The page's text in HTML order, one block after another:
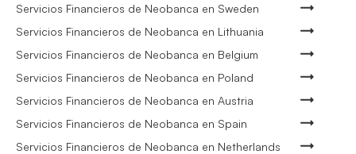
Servicios Financieros de Neobanca en Sweden
Servicios Financieros de Neobanca en Lithuania
Servicios Financieros de Neobanca en Belgium
Servicios Financieros de Neobanca en Poland
Servicios Financieros de Neobanca en Austria
Servicios Financieros de Neobanca en Spain
Servicios Financieros de Neobanca en Netherlands